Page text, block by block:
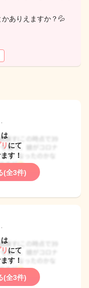
ありえますか？💦
にて
す！
(全3件)
にて
す！
(全3件)